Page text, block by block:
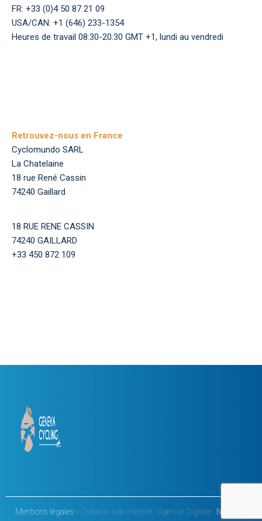
FR: +33 (0)4 50 87 21 09
USA/CAN: +1 (646) 233-1354
Heures de travail 08:30-20:30 GMT +1, lundi au vendredi
Retrouvez-nous en France
Cyclomundo SARL
La Chatelaine
18 rue René Cassin
74240 Gaillard
18 RUE RENE CASSIN
74240 GAILLARD
+33 450 872 109
Mentions légales - Création site internet : Agence Digitale : Netskiss